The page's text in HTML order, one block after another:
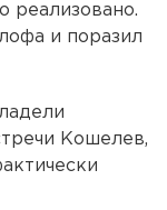
реализовано.
и поразил
Кошелев,